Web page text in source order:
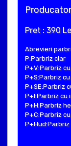
Pret : 390
Abrevieri
P:Parbriz clar
P+V:Parbriz
P+S:Parbriz
P+SE:Parbriz
P+I:Parbriz cu
P+H:Parbriz
P+C:Parbriz